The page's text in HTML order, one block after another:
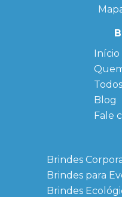
Início
←
←
Blog
Fale
Brindes
Brindes para
Brindes